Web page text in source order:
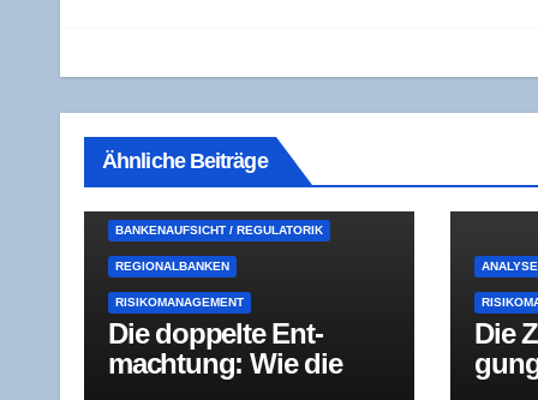
Ähnliche Beiträge
BANKENAUFSICHT / REGULATORIK
REGIONALBANKEN
RISIKOMANAGEMENT
Die dop­pel­te Ent­
mach­tung: Wie die
ANALYSE
Die